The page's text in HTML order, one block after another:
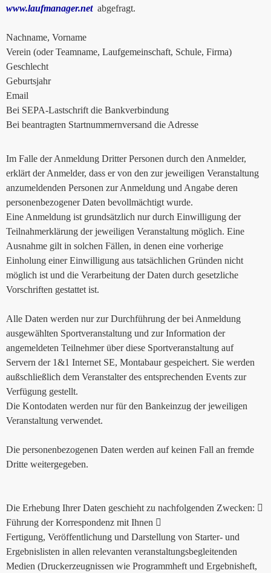
www.laufmanager.netabgefragt.
Nachname, Vorname
Verein (oder Teamname, Laufgemeinschaft, Schule, Firma)
Geschlecht
Geburtsjahr
Email
Bei SEPA-Lastschrift die Bankverbindung
Bei beantragten Startnummernversand die Adresse
Im Falle der Anmeldung Dritter Personen durch den Anmelder,
erklärt der Anmelder, dass er von den zur jeweiligen Veranstaltung
anzumeldenden Personen zur Anmeldung und Angabe deren
personenbezogener Daten bevollmächtigt wurde.
Eine Anmeldung ist grundsätzlich nur durch Einwilligung der
Teilnahmerklärung der jeweiligen Veranstaltung möglich. Eine
Ausnahme gilt in solchen Fällen, in denen eine vorherige
Einholung einer Einwilligung aus tatsächlichen Gründen nicht
möglich ist und die Verarbeitung der Daten durch gesetzliche
Vorschriften gestattet ist.
Alle Daten werden nur zur Durchführung der bei Anmeldung
ausgewählten Sportveranstaltung und zur Information der
angemeldeten Teilnehmer über diese Sportveranstaltung auf
Servern der 1&1 Internet SE, Montabaur gespeichert. Sie werden
außschließlich dem Veranstalter des entsprechenden Events zur
Verfügung gestellt.
Die Kontodaten werden nur für den Bankeinzug der jeweiligen
Veranstaltung verwendet.
Die personenbezogenen Daten werden auf keinen Fall an fremde
Dritte weitergegeben.
Die Erhebung Ihrer Daten geschieht zu nachfolgenden Zwecken: 
Führung der Korrespondenz mit Ihnen 
Fertigung, Veröffentlichung und Darstellung von Starter- und
Ergebnislisten in allen relevanten veranstaltungsbegleitenden
Medien (Druckerzeugnissen wie Programmheft und Ergebnisheft,